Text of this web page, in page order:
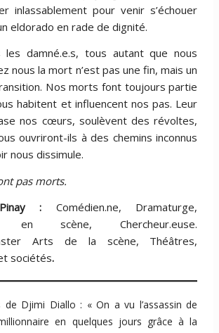
inlassablement pour venir s’échouer
eldorado en rade de dignité.
les damné.e.s, tous autant que nous
nous la mort n’est pas une fin, mais un
Nos morts font toujours partie
habitent et influencent nos pas. Leur
nos cœurs, soulèvent des révoltes,
ouvriront-ils à des chemins inconnus
nous dissimule.
pas morts.
: Comédien.ne, Dramaturge,
en scène, Chercheur.euse.
Arts de la scène, Théâtres,
sociétés.
Djimi Diallo : « On a vu l’assassin de
en quelques jours grâce à la